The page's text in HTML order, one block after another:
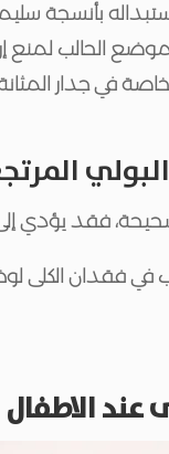
واستبداله
الحالب لمنع
في جدار
صحيحة، فقد
في فقدان الكلى
عند الاطفال